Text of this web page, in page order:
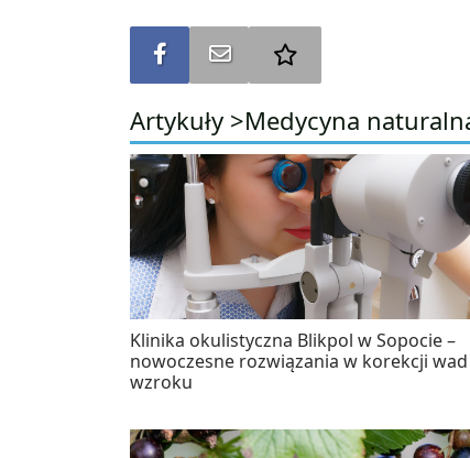
Udostępnij na FBWyślij na e-mail
Artykuły >Medycyna
Klinika okulistyczna Blikpol w Sopocie –
nowoczesne rozwiązania w korekcji wad
wzroku